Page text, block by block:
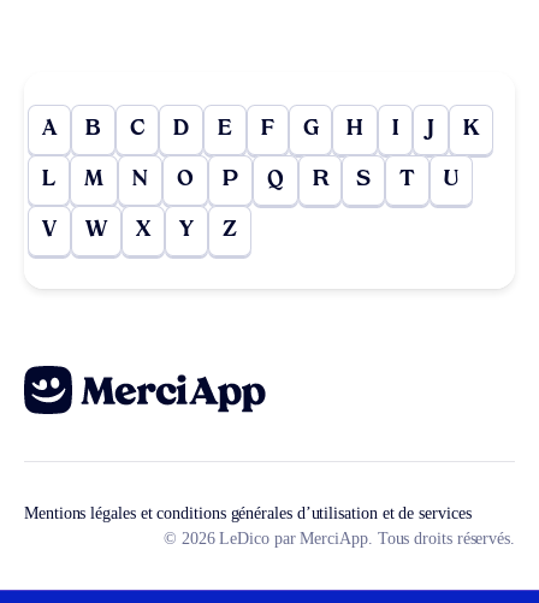
A B C D E F G H I J K
L M N O P Q R S T U
V W X Y Z
Mentions légales et conditions générales d’utilisation et de services
© 2026 LeDico par MerciApp. Tous droits réservés.